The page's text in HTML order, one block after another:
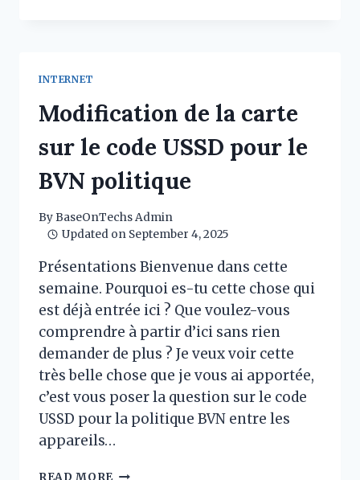
RECHERCHE
INTERNET
Modification de la carte
sur le code USSD pour le
BVN politique
ByBaseOnTechs Admin
Updated on September 4, 2025
Présentations Bienvenue dans cette
semaine. Pourquoi es-tu cette chose qui
est déjà entrée ici ? Que voulez-vous
comprendre à partir d’ici sans rien
demander de plus ? Je veux voir cette
très belle chose que je vous ai apportée,
c’est vous poser la question sur le code
USSD pour la politique BVN entre les
appareils…
READ MORE MODIFICATION